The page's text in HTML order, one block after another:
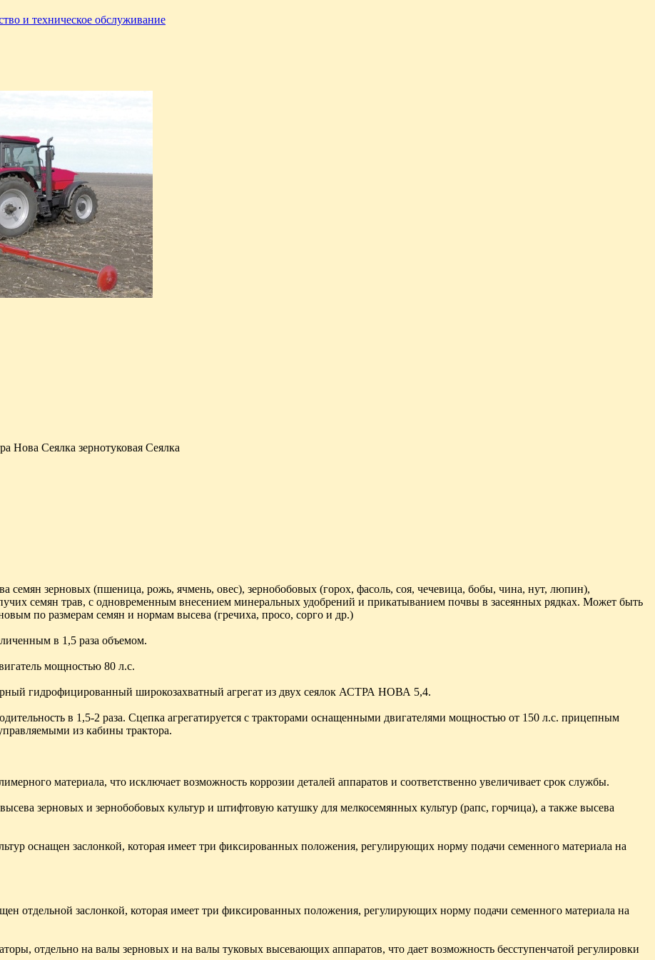
и техническое обслуживание
Нова Сеялка зернотуковая Сеялка
зерновых (пшеница, рожь, ячмень, овес), зернобобовых (горох, фасоль, соя, чечевица, бобы, чина, нут, люпин),
семян трав, с одновременным внесением минеральных удобрений и прикатыванием почвы в засеянных рядках. Может быть
по размерам семян и нормам высева (гречиха, просо, сорго и др.)
в 1,5 раза объемом.
мощностью 80 л.с.
гидрофицированный широкозахватный агрегат из двух сеялок АСТРА НОВА 5,4.
в 1,5-2 раза. Сцепка агрегатируется с тракторами оснащенными двигателями мощностью от 150 л.с. прицепным
из кабины трактора.
материала, что исключает возможность коррозии деталей аппаратов и соответственно увеличивает срок службы.
зерновых и зернобобовых культур и штифтовую катушку для мелкосемянных культур (рапс, горчица), а также высева
оснащен заслонкой, которая имеет три фиксированных положения, регулирующих норму подачи семенного материала на
отдельной заслонкой, которая имеет три фиксированных положения, регулирующих норму подачи семенного материала на
отдельно на валы зерновых и на валы туковых высевающих аппаратов, что дает возможность бесступенчатой регулировки